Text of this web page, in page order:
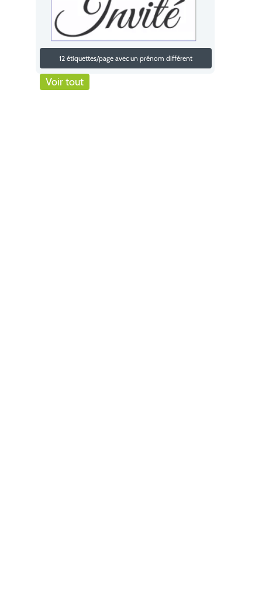
12 étiquettes/page avec un prénom différent
Voir tout